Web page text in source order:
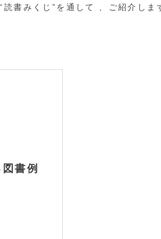
書みくじ”を通して 、ご紹介しま
書例